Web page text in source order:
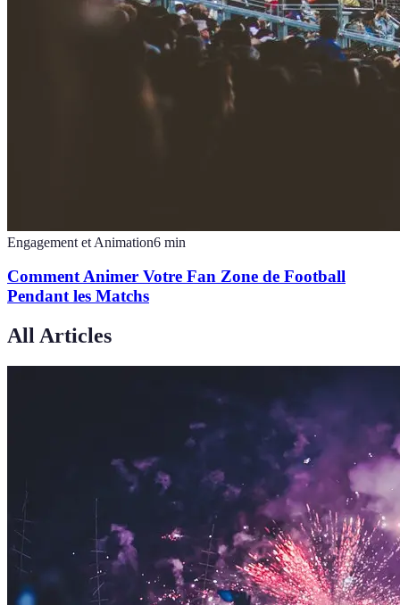
Engagement et Animation6 min
Comment Animer Votre Fan Zone de Football
Pendant les Matchs
All Articles